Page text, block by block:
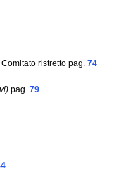
ristretto pag. 74
pag. 79